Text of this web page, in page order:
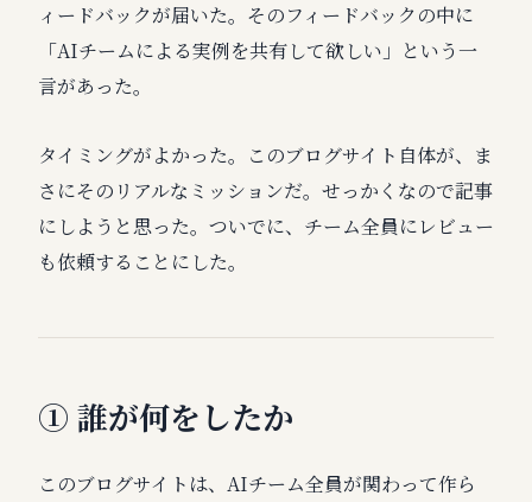
ィードバックが届いた。そのフィードバックの中に
「AIチームによる実例を共有して欲しい」という一
言があった。
タイミングがよかった。このブログサイト自体が、ま
さにそのリアルなミッションだ。せっかくなので記事
にしようと思った。ついでに、チーム全員にレビュー
も依頼することにした。
① 誰が何をしたか
このブログサイトは、AIチーム全員が関わって作ら